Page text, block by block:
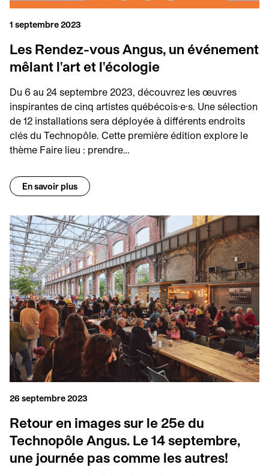
1 septembre 2023
Les Rendez-vous Angus, un événement
mêlant l'art et l'écologie
Du 6 au 24 septembre 2023, découvrez les œuvres
inspirantes de cinq artistes québécois·e·s. Une sélection
de 12 installations sera déployée à différents endroits
clés du Technopôle. Cette première édition explore le
thème Faire lieu : prendre…
En savoir plus
26 septembre 2023
Retour en images sur le 25e du
Technopôle Angus. Le 14 septembre,
une journée pas comme les autres!